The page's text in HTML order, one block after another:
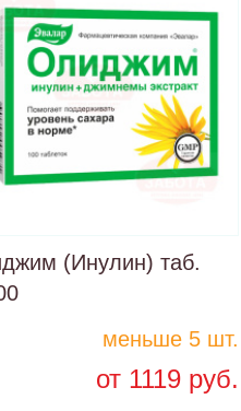
(Инулин) таб.
меньше 5 шт.
от 1119 руб.